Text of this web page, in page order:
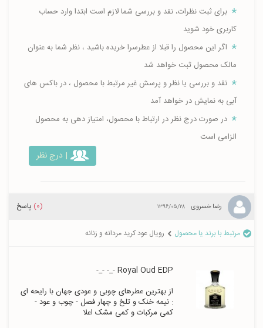
برای ثبت نظرات، نقد و بررسی شما لازم است ابتدا وارد حساب
کاربری خود شوید
اگر این محصول را قبلا از عطرسرا خریده باشید ، نظر شما به عنوان
مالک محصول ثبت خواهد شد
نقد و بررسی یا نظر و پرسش غیر مرتبط با محصول ، در باکس های
آبی به نمایش در خواهد آمد
در صورت درج نظر در ارتباط با محصول، امتیاز دهی به محصول
الزامی است
| درج نظر
رضا خسروی ۱۳۹۶/۰۵/۲۸ (0) پاسخ
مرتبط با برند یا محصول رویال عود کرید مردانه و زنانه
Royal Oud EDP -_- -_-
از بهترین عطرهای چوبی و عودی جهان با رایحه ای
: نیمه خنک و تلخ و چهار فصل - چوب و عود -